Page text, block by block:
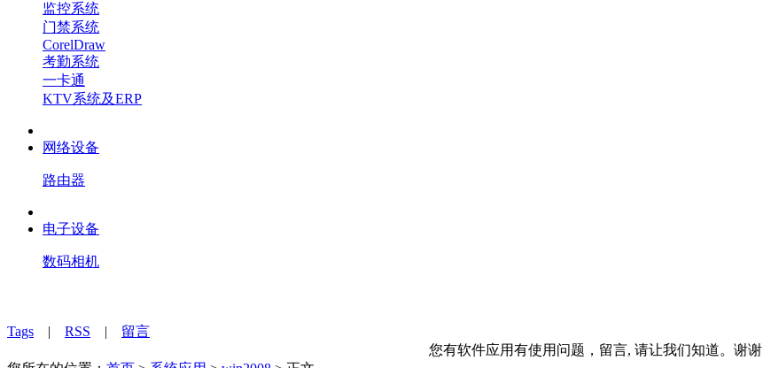
监控系统
门禁系统
CorelDraw
考勤系统
一卡通
KTV系统及ERP
网络设备
路由器
电子设备
数码相机
Tags | RSS | 留言
您有软件应用有使用问题，留言, 请让我们知道。谢谢